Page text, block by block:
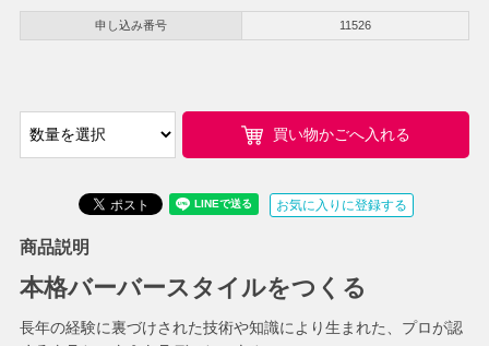
申し込み番号 11526
買い物かごへ入れる
お気に入りに登録する
商品説明
本格バーバースタイルをつくる
長年の経験に裏づけされた技術や知識により生まれた、プロが認